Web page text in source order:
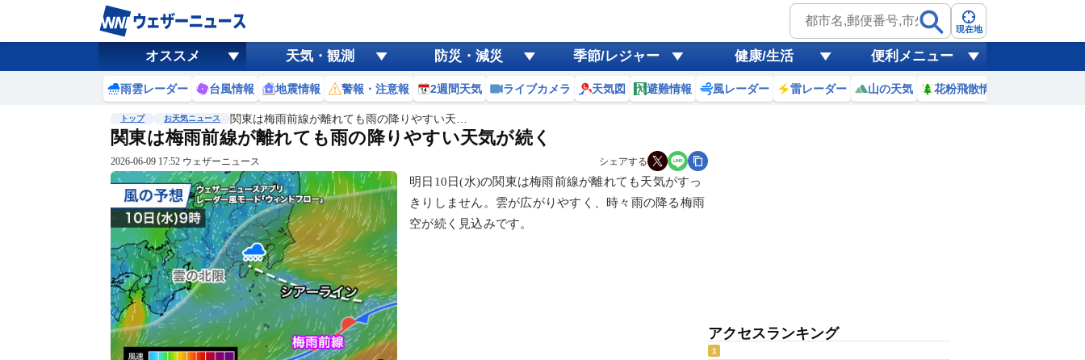
現在地
オススメ 天気・観測 防災・減災 季節/レジャー 健康/生活 便利メニュー
雨雲レーダー 台風情報 地震情報 警報・注意報 2週間天気 ライブカメラ 天気図 避難情報 風レーダー 雷レーダー 山の天気 花粉飛散情報
トップ お天気ニュース 関東は梅雨前線が離れても雨の降りやすい天…
関東は梅雨前線が離れても雨の降りやすい天気が続く
2026-06-09 17:52 ウェザーニュース シェアする
明日10日(水)の関東は梅雨前線が離れても天気がすっ
きりしません。雲が広がりやすく、時々雨の降る梅雨
空が続く見込みです。
アクセスランキング
1